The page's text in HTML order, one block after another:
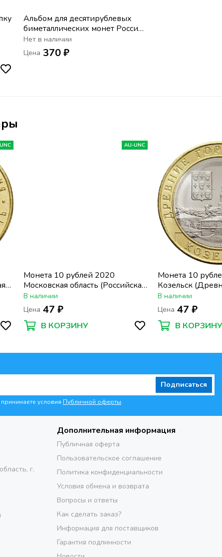
Альбом для десятирублевых
биметаллических монет России
2000-2022 (2 двора)
Нет в наличии
Цена 370 ₽
AU-UNC
Монета 10 рублей 2020
Московская область (Российская
Федерация)
В наличии
Цена 47 ₽
В КОРЗИНУ
Монета 10
Козельск
России)
В наличии
Цена 47 ₽
В КОРЗИНУ
Подписаться
условия Публичной оферты.
, г.
Дополнительная информация
Публичная оферта
Пользовательское соглашение
Политика конфиденциальности
Условия обмена и возврата
Вопросы и ответы
Как сделать заказ?
Информация для поставщиков
Гарантия подлинности